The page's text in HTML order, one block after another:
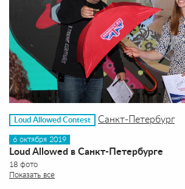
Loud Allowed Contest Санкт-Петербург
6 октября 2019
Loud Allowed в Санкт-Петербурге
18 фото
Показать все